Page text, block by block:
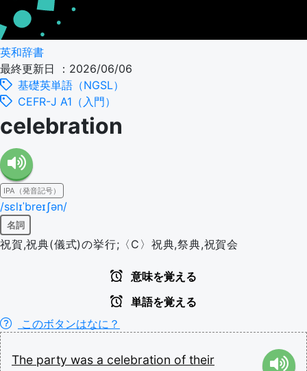
英和辞書
最終更新日 ：2026/06/06
基礎英単語（NGSL）
CEFR-J A1（入門）
celebration
IPA（発音記号）
/sɛlɪˈbreɪʃən/
名詞
祝賀,祝典(儀式)の挙行;〈C〉祝典,祭典,祝賀会
意味を覚える
単語を覚える
このボタンはなに？
The party was a celebration of their